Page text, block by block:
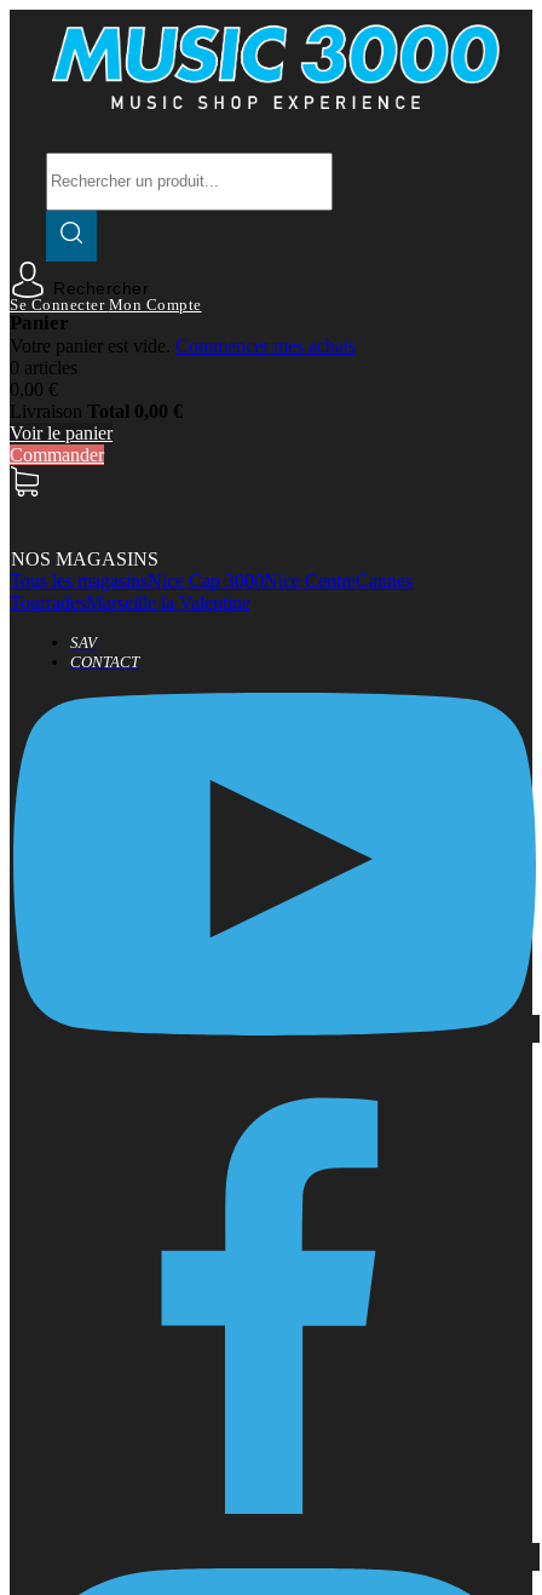
Rechercher
Se Connecter Mon Compte
Panier
Votre panier est vide. Commencer mes achats
0 articles
0,00 €
Livraison Total 0,00 €
Voir le panier
Commander
NOS MAGASINS
Tous les magasinsNice Cap 3000Nice CentreCannes
TourradesMarseille la Valentine
SAV
CONTACT